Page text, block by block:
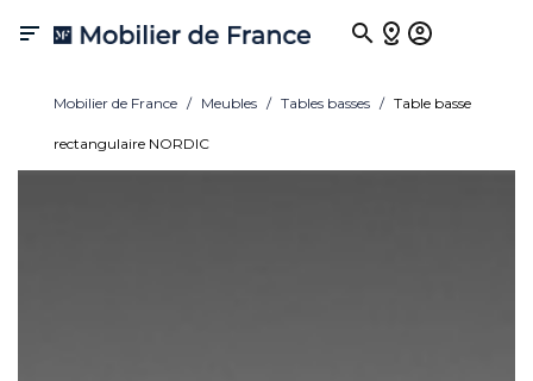

Mobilier de France Meubles Tables basses Table basse
rectangulaire NORDIC